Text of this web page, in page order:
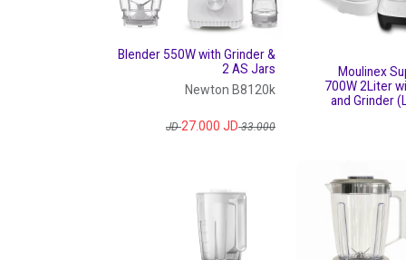
Moulinex
700W 2Liter
and Grinder
Blender 550W with Grinder &
2 AS Jars
Newton B8120k
33.000
JD
27.000 JD